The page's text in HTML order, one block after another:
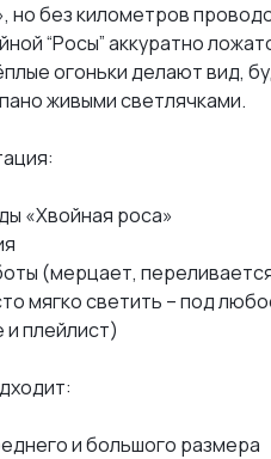
но без километров
“Росы” аккуратно
огоньки делают вид,
живыми светлячками.
«Хвойная роса»
(мерцает,
мягко светить – под
плейлист)
и большого размера